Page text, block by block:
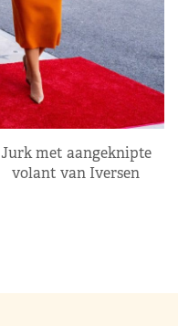
Jurk met aangeknipte
volant van Iversen